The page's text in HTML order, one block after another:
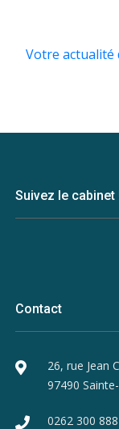
Votre actualité
Suivez le cabinet
Contact
26, rue Jean
97490
0262 300 888